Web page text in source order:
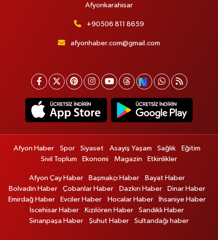
Afyonkarahisar
+90506 811 8659
afyonhaber.com@gmail.com
Afyon Haber Spor Siyaset Asayiş Yaşam Sağlık
Eğitim
Sivil Toplum
Ekonomi Magazin Etkinlikler
Afyon Çay Haber Başmakçı Haber
Bayat Haber
Bolvadin Haber
Çobanlar Haber Dazkırı Haber
Dinar Haber
Emirdağ Haber
Evciler Haber Hocalar Haber
İhsaniye Haber
İscehisar Haber
Kızılören Haber
Sandıklı Haber
Sinanpaşa Haber
Şuhut Haber Sultandağı haber